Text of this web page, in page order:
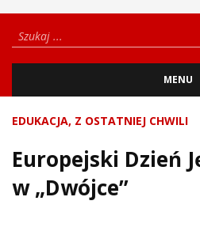
MENU
EDUKACJA, Z OSTATNIEJ CHWILI
Europejski Dzień
w „Dwójce”